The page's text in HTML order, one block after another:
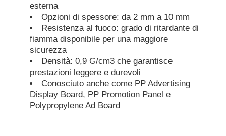
Consiglio PPS
Lastra in polipropilene ignifuga
I pp scavano il bordo della costruzione
esterna
Opzioni di spessore: da 2 mm a 10 mm
Resistenza al fuoco: grado di ritardante di
fiamma disponibile per una maggiore
sicurezza
Densità: 0,9 G/cm3 che garantisce
prestazioni leggere e durevoli
Conosciuto anche come PP Advertising
Display Board, PP Promotion Panel e
Polypropylene Ad Board